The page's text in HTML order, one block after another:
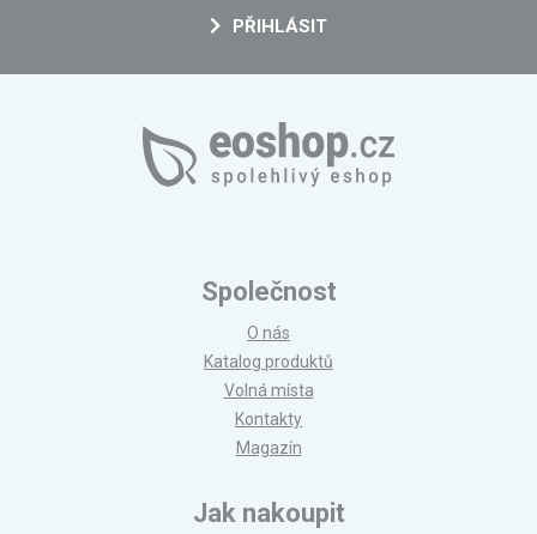
PŘIHLÁSIT
Společnost
O nás
Katalog produktů
Volná místa
Kontakty
Magazín
Jak nakoupit